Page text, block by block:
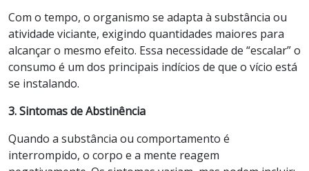
Com o tempo, o organismo se adapta à substância ou
atividade viciante, exigindo quantidades maiores para
alcançar o mesmo efeito. Essa necessidade de “escalar” o
consumo é um dos principais indícios de que o vício está
se instalando.
3. Sintomas de Abstinência
Quando a substância ou comportamento é
interrompido, o corpo e a mente reagem